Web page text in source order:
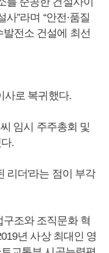
”라며 “안전·품질
전소 건설에 최선
사로 복귀했다.
임시 주주총회 및
.
리더'라는 점이 부각
조와 조직문화 혁
년 사상 최대인 영